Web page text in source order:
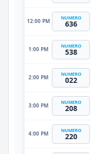
12:00 PM NUMERO
636
1:00 PM NUMERO
538
2:00 PM NUMERO
022
3:00 PM NUMERO
208
4:00 PM NUMERO
220